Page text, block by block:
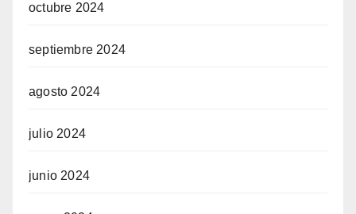
octubre 2024
septiembre 2024
agosto 2024
julio 2024
junio 2024